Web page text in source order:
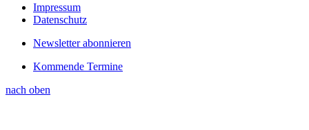
Impressum
Datenschutz
Newsletter abonnieren
Kommende Termine
nach oben